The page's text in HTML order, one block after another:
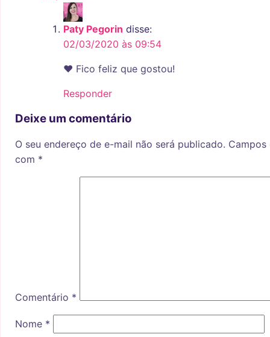
Paty Pegorin disse:
02/03/2020 às 09:54
♥ Fico feliz que gostou!
Responder
Deixe um comentário
O seu endereço de e-mail não será publicado.
com *
Comentário *
Nome *